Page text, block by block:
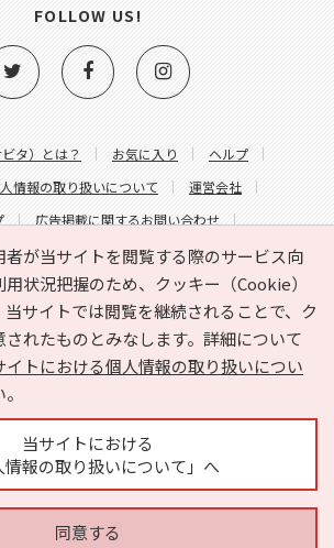
者が当サイトを閲覧する際のサービス向
用状況把握のため、クッキー（Cookie）
サイトでは閲覧を継続されることで、ク
されたものとみなします。詳細について
イトにおける個人情報の取り扱いについ
当サイトにおける
情報の取り扱いについて」へ
同意する
タ）とは？ お気に入り
ヘルプ
情報の取り扱いについて
運営会社
広告掲載に関するお問い合わせ
トの内容に関するお問い合わせ
FOLLOW US!
© HYOJITO.Co.,Ltd. All Rights Reserved.